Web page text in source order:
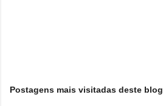
Postagens mais visitadas deste blog